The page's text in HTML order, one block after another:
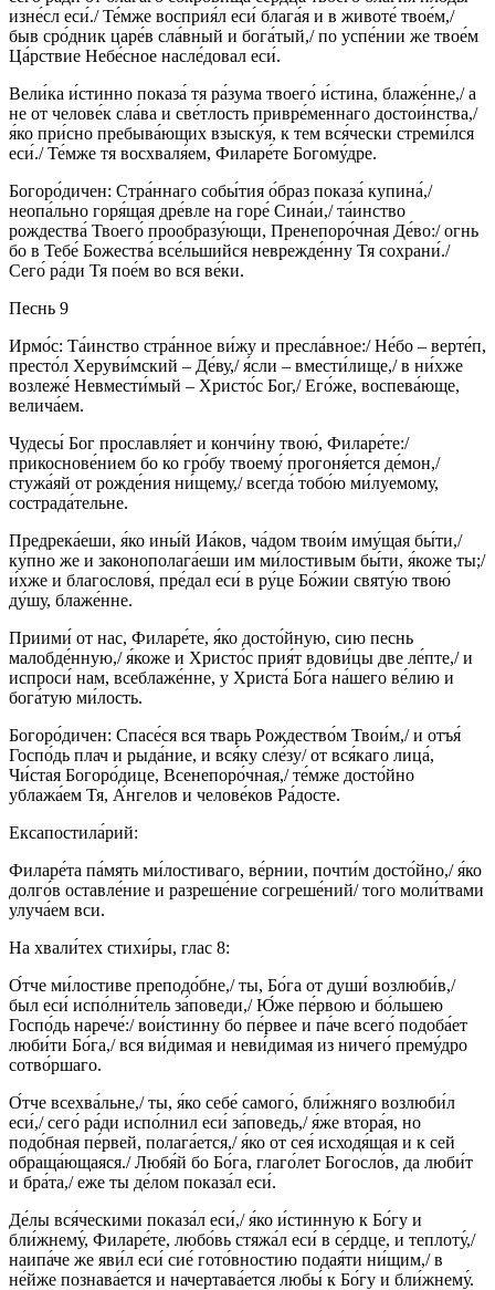
изне́сл еси́./ Те́мже восприя́л еси́ блага́я и в животе́ твое́м,/
быв сро́дник царе́в сла́вный и бога́тый,/ по успе́нии же твое́м
Ца́рствие Небе́сное насле́довал еси́.
Вели́ка и́стинно показа́ тя ра́зума твоего́ и́стина, блаже́нне,/ а
не от челове́к сла́ва и све́тлость привре́меннаго достои́нства,/
я́ко при́сно пребыва́ющих взыску́я, к тем вся́чески стреми́лся
еси́./ Те́мже тя восхваля́ем, Филаре́те Богому́дре.
Богоро́дичен: Стра́ннаго собы́тия о́браз показа́ купина́,/
неопа́льно горя́щая дре́вле на горе́ Сина́и,/ та́инство
рождества́ Твоего́ прообразу́ющи, Пренепоро́чная Де́во:/ огнь
бо в Тебе́ Божества́ все́льшийся неврежде́нну Тя сохрани́./
Сего́ ра́ди Тя пое́м во вся ве́ки.
Песнь 9
Ирмо́с: Та́инство стра́нное ви́жу и пресла́вное:/ Не́бо – верте́п,
престо́л Херуви́мский – Де́ву,/ я́сли – вмести́лище,/ в ни́хже
возлеже́ Невмести́мый – Христо́с Бог,/ Его́же, воспева́юще,
велича́ем.
Чудесы́ Бог прославля́ет и кончи́ну твою́, Филаре́те:/
прикоснове́нием бо ко гро́бу твоему́ прогоня́ется де́мон,/
стужа́яй от рожде́ния ни́щему,/ всегда́ тобо́ю ми́луемому,
сострада́тельне.
Предрека́еши, я́ко ины́й Иа́ков, ча́дом твои́м иму́щая бы́ти,/
ку́пно же и законополага́еши им ми́лостивым бы́ти, я́коже ты;/
и́хже и благословя́, пре́дал еси́ в ру́це Бо́жии святу́ю твою́
ду́шу, блаже́нне.
Приими́ от нас, Филаре́те, я́ко досто́йную, сию песнь
малобде́нную,/ я́коже и Христо́с прия́т вдови́цы две ле́пте,/ и
испроси́ нам, всеблаже́нне, у Христа́ Бо́га на́шего ве́лию и
бога́тую ми́лость.
Богоро́дичен: Спасе́ся вся тварь Рождество́м Твои́м,/ и отъя́
Госпо́дь плач и рыда́ние, и вся́ку сле́зу/ от вся́каго лица́,
Чи́стая Богоро́дице, Всенепоро́чная,/ те́мже досто́йно
ублажа́ем Тя, А́нгелов и челове́ков Ра́досте.
Ексапостила́рий:
Филаре́та па́мять ми́лостиваго, ве́рнии, почти́м досто́йно,/ я́ко
долго́в оставле́ние и разреше́ние согреше́ний/ того моли́твами
улуча́ем вси.
На хвали́тех стихи́ры, глас 8:
О́тче ми́лостиве преподо́бне,/ ты, Бо́га от души́ возлюби́в,/
был еси́ испо́лни́тель за́поведи,/ Ю́же пе́рвою и бо́льшею
Госпо́дь нарече́:/ вои́стинну бо пе́рвее и па́че всего́ подоба́ет
люби́ти Бо́га,/ вся ви́димая и неви́димая из ничего́ прему́дро
сотво́ршаго.
О́тче всехва́льне,/ ты, я́ко себе́ самого́, бли́жняго возлюби́л
еси́,/ сего́ ра́ди испо́лнил еси́ за́поведь,/ я́же втора́я, но
подо́бная пе́рвей, полага́ется,/ я́ко от сея́ исходя́щая и к сей
обраща́ющаяся./ Любя́й бо Бо́га, глаго́лет Богосло́в, да люби́т
и бра́та,/ еже ты де́лом показа́л еси́.
Де́лы вся́ческими показа́л еси́,/ я́ко и́стинную к Бо́гу и
бли́жнему́, Филаре́те, любо́вь стяжа́л еси́ в се́рдце, и теплоту́,/
наипа́че же яви́л еси́ сие́ гото́вностию подая́ти ни́щим,/ в
не́йже познава́ется и начертава́ется любы́ к Бо́гу и бли́жнему́.